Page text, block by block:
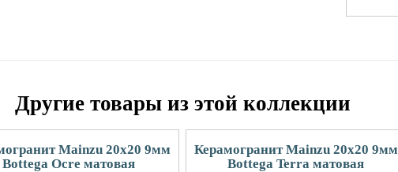
Другие товары из этой коллекции
Mainzu 20x20 9мм
Bottega Ocre матовая
Керамогранит Mainzu 20x20 9мм
Bottega Terra матовая